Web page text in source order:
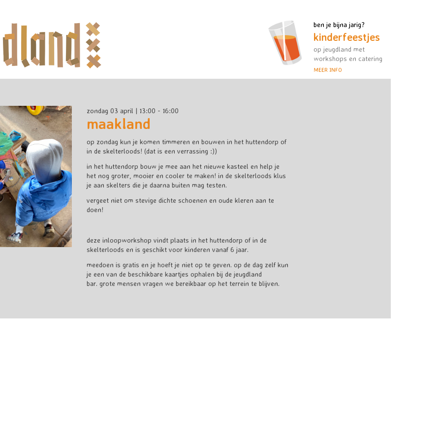
ben je bijna jarig?
kinderfeestjes
op jeugdland met
workshops en catering
MEER INFO
zondag 03 april | 13:00 - 16:00
maakland
op zondag kun je komen timmeren en bouwen in het huttendorp of
in de skelterloods! (dat is een verrassing :))
in het huttendorp bouw je mee aan het nieuwe kasteel en help je
het nog groter, mooier en cooler te maken! in de skelterloods klus
je aan skelters die je daarna buiten mag testen.
vergeet niet om stevige dichte schoenen en oude kleren aan te
doen!
deze inloopworkshop vindt plaats in het huttendorp of in de
skelterloods en is geschikt voor kinderen vanaf 6 jaar.
meedoen is gratis en je hoeft je niet op te geven. op de dag zelf kun
je een van de beschikbare kaartjes ophalen bij de jeugdland
bar. grote mensen vragen we bereikbaar op het terrein te blijven.